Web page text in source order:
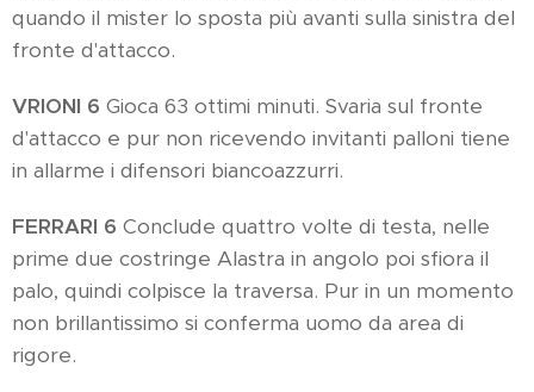
quando il mister lo sposta più avanti sulla sinistra del
fronte d'attacco.
VRIONI 6 Gioca 63 ottimi minuti. Svaria sul fronte
d'attacco e pur non ricevendo invitanti palloni tiene
in allarme i difensori biancoazzurri.
FERRARI 6 Conclude quattro volte di testa, nelle
prime due costringe Alastra in angolo poi sfiora il
palo, quindi colpisce la traversa. Pur in un momento
non brillantissimo si conferma uomo da area di
rigore.